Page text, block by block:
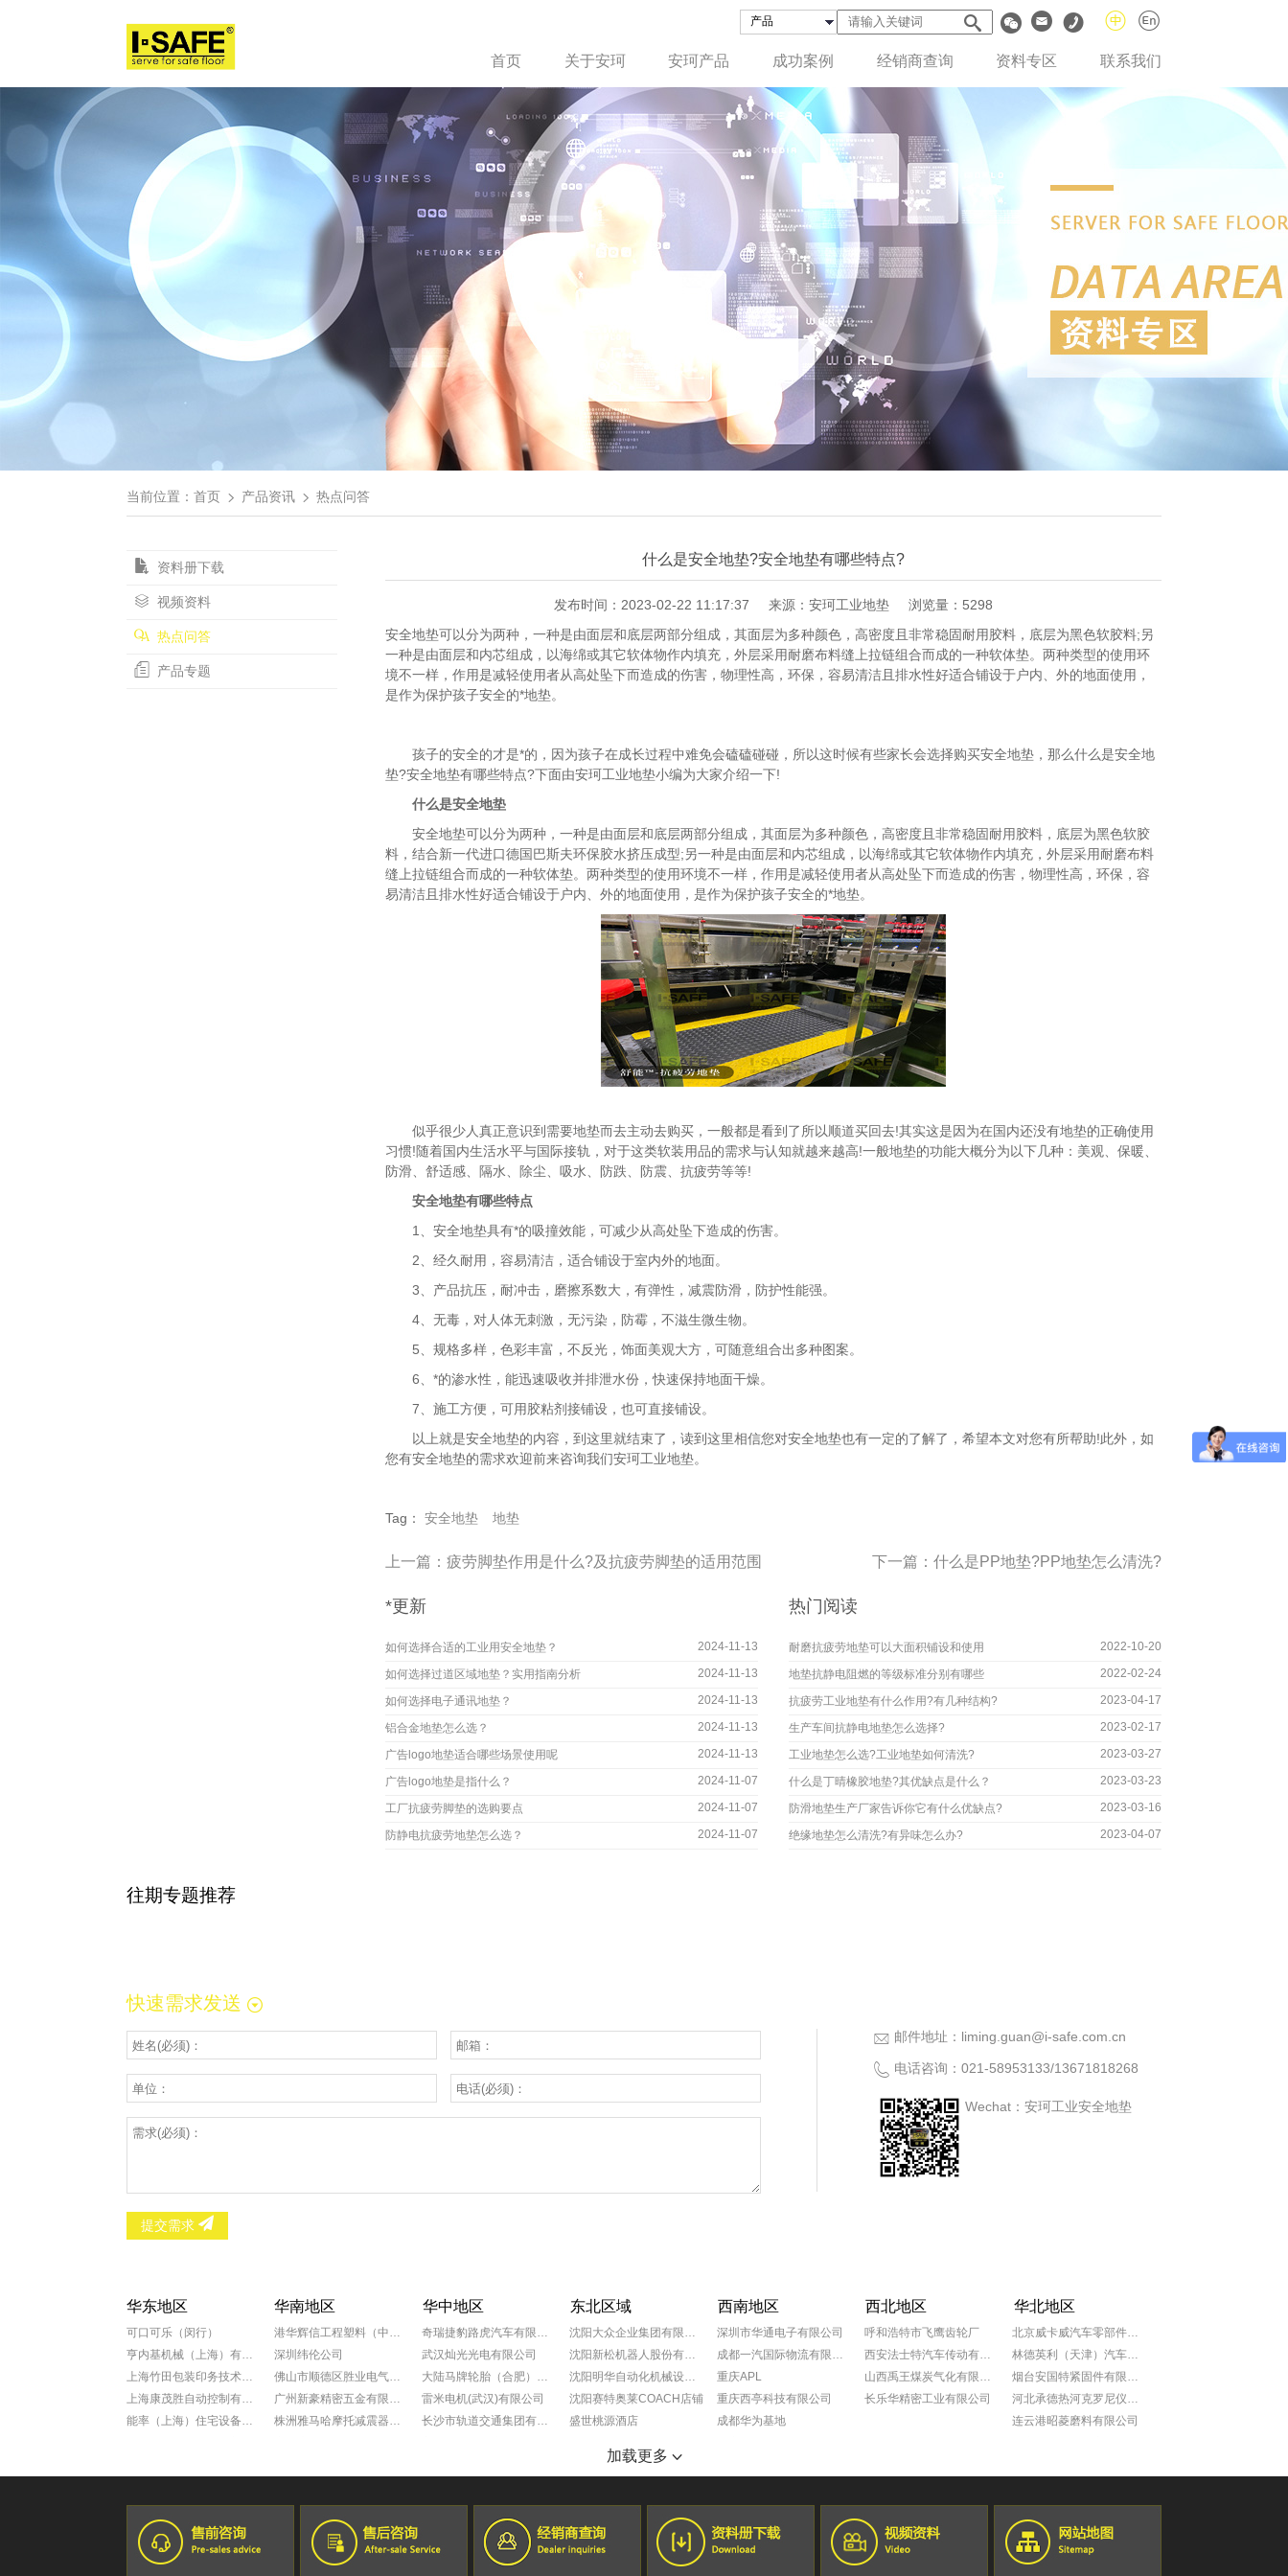
首页 关于安珂 安珂产品 成功案例 经销商查询 资料专区 联系我们
当前位置： 首页 产品资讯 热点问答
资料册下载
视频资料
热点问答
产品专题
什么是安全地垫?安全地垫有哪些特点?
发布时间：2023-02-22 11:17:37 来源：安珂工业地垫
浏览量：5298
安全地垫可以分为两种，一种是由面层和底层两部分组成，其面层为多种颜色，高密度且非常稳固耐用胶料，底层为黑色软胶料;另
一种是由面层和内芯组成，以海绵或其它软体物作内填充，外层采用耐磨布料缝上拉链组合而成的一种软体垫。两种类型的使用环
境不一样，作用是减轻使用者从高处坠下而造成的伤害，物理性高，环保，容易清洁且排水性好适合铺设于户内、外的地面使用，
是作为保护孩子安全的*地垫。
孩子的安全的才是*的，因为孩子在成长过程中难免会磕磕碰碰，所以这时候有些家长会选择购买安全地垫，那么什么是安全地
垫?安全地垫有哪些特点?下面由安珂工业地垫小编为大家介绍一下!
什么是安全地垫
安全地垫可以分为两种，一种是由面层和底层两部分组成，其面层为多种颜色，高密度且非常稳固耐用胶料，底层为黑色软胶
料，结合新一代进口德国巴斯夫环保胶水挤压成型;另一种是由面层和内芯组成，以海绵或其它软体物作内填充，外层采用耐磨布料
缝上拉链组合而成的一种软体垫。两种类型的使用环境不一样，作用是减轻使用者从高处坠下而造成的伤害，物理性高，环保，容
易清洁且排水性好适合铺设于户内、外的地面使用，是作为保护孩子安全的*地垫。
似乎很少人真正意识到需要地垫而去主动去购买，一般都是看到了所以顺道买回去!其实这是因为在国内还没有地垫的正确使用
习惯!随着国内生活水平与国际接轨，对于这类软装用品的需求与认知就越来越高!一般地垫的功能大概分为以下几种：美观、保暖、
防滑、舒适感、隔水、除尘、吸水、防跌、防震、抗疲劳等等!
安全地垫有哪些特点
1、安全地垫具有*的吸撞效能，可减少从高处坠下造成的伤害。
2、经久耐用，容易清洁，适合铺设于室内外的地面。
3、产品抗压，耐冲击，磨擦系数大，有弹性，减震防滑，防护性能强。
4、无毒，对人体无刺激，无污染，防霉，不滋生微生物。
5、规格多样，色彩丰富，不反光，饰面美观大方，可随意组合出多种图案。
6、*的渗水性，能迅速吸收并排泄水份，快速保持地面干燥。
7、施工方便，可用胶粘剂接铺设，也可直接铺设。
以上就是安全地垫的内容，到这里就结束了，读到这里相信您对安全地垫也有一定的了解了，希望本文对您有所帮助!此外，如
您有安全地垫的需求欢迎前来咨询我们安珂工业地垫。
Tag： 安全地垫 地垫
上一篇： 疲劳脚垫作用是什么?及抗疲劳脚垫的适用范围 下一篇： 什么是PP地垫?PP地垫怎么清洗?
*更新
如何选择合适的工业用安全地垫？ 2024-11-13
如何选择过道区域地垫？实用指南分析 2024-11-13
如何选择电子通讯地垫？ 2024-11-13
铝合金地垫怎么选？ 2024-11-13
广告logo地垫适合哪些场景使用呢 2024-11-13
广告logo地垫是指什么？ 2024-11-07
工厂抗疲劳脚垫的选购要点 2024-11-07
防静电抗疲劳地垫怎么选？ 2024-11-07
热门阅读
耐磨抗疲劳地垫可以大面积铺设和使用 2022-10-20
地垫抗静电阻燃的等级标准分别有哪些 2022-02-24
抗疲劳工业地垫有什么作用?有几种结构? 2023-04-17
生产车间抗静电地垫怎么选择? 2023-02-17
工业地垫怎么选?工业地垫如何清洗? 2023-03-27
什么是丁晴橡胶地垫?其优缺点是什么？ 2023-03-23
防滑地垫生产厂家告诉你它有什么优缺点? 2023-03-16
绝缘地垫怎么清洗?有异味怎么办? 2023-04-07
往期专题推荐
快速需求发送
提交需求
邮件地址： liming.guan@i-safe.com.cn
电话咨询： 021-58953133/13671818268
Wechat：安珂工业安全地垫
华东地区 华南地区 华中地区 东北区域 西南地区 西北地区 华北地区
可口可乐（闵行）
亨内基机械（上海）有限公司
上海竹田包装印务技术有限公司
上海康茂胜自动控制有限公司
能率（上海）住宅设备有限公司
宁波兴业盛泰集团有限公司
南京星乔威泰克汽车零部件有限公司
苏州众捷汽车零部件有限公司
港华辉信工程塑料（中山）有限公司
深圳纬伦公司
佛山市顺德区胜业电气有限公司
广州新豪精密五金有限公司
株洲雅马哈摩托减震器有限公司
佛山一汽
佛山百威啤酒厂
广汽三菱
奇瑞捷豹路虎汽车有限公司
武汉灿光光电有限公司
大陆马牌轮胎（合肥）有限公司
雷米电机(武汉)有限公司
长沙市轨道交通集团有限公司
郑州财经学院
沈阳大众企业集团有限公司
沈阳新松机器人股份有限公司
沈阳明华自动化机械设备有限公司
沈阳赛特奥莱COACH店铺
盛世桃源酒店
抚顺万达广场
黑龙江佳木斯国宾馆
锦州喜来登酒店
宏孚大厦
深圳市华通电子有限公司
成都一汽国际物流有限公司
重庆APL
重庆西亭科技有限公司
成都华为基地
成都富维江森汽车配件有限公司
巴斯夫（重庆）化学品有限公司
成都莫仕连接器有限公司
呼和浩特市飞鹰齿轮厂
西安法士特汽车传动有限责任公司
山西禹王煤炭气化有限公司
长乐华精密工业有限公司
北京威卡威汽车零部件股份有限公司
林德英利（天津）汽车部件有限公司
烟台安国特紧固件有限公司
河北承德热河克罗尼仪表公司
连云港昭菱磨料有限公司
蒂森克虏伯发动机零部件（中国）有限公司
约翰迪尔(天津)有限公司
加载更多